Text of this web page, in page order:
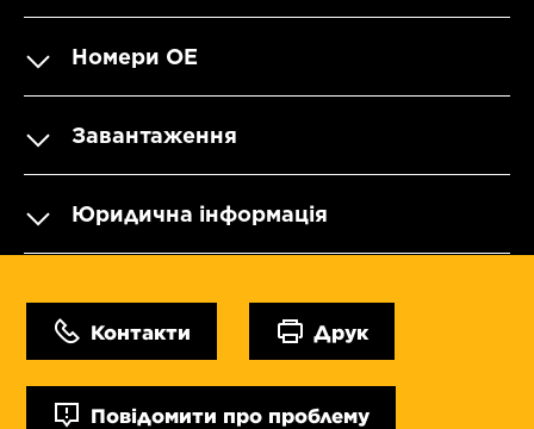
Номери OE
Завантаження
Юридична інформація
Контакти Друк
Повідомити про проблему